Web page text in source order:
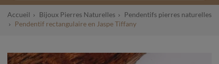
Accueil Bijoux Pierres Naturelles
Pendentifs pierres naturelles
Pendentif rectangulaire en Jaspe Tiffany